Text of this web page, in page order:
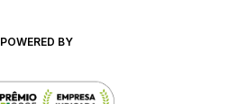
POWERED BY